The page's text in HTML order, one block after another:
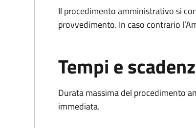
Il procedimento amministrativo si
provvedimento. In caso contrario
Tempi e
Durata massima del procedimento
immediata.